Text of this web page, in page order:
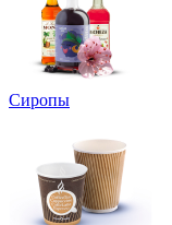
Сиропы